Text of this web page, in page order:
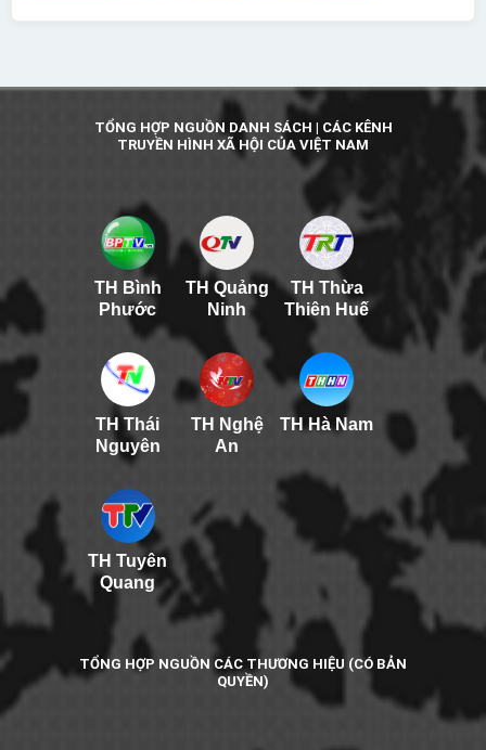
TỔNG HỢP NGUỒN DANH SÁCH | CÁC KÊNH
TRUYỀN HÌNH XÃ HỘI CỦA VIỆT NAM
TH Bình
Phước
TH Quảng
Ninh
TH Thừa
Thiên Huế
TH Thái
Nguyên
TH Nghệ
An
TH Hà Nam
TH Tuyên
Quang
TỔNG HỢP NGUỒN CÁC THƯƠNG HIỆU (CÓ BẢN
QUYỀN)